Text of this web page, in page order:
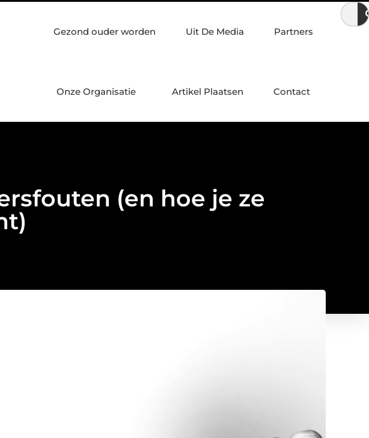
de dag kan betekenen
Gezond ouder worden Uit De Media Partners
Onze Organisatie Artikel Plaatsen Contact
(en hoe je ze